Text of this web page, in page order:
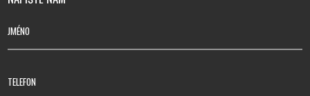
JMÉNO
TELEFON